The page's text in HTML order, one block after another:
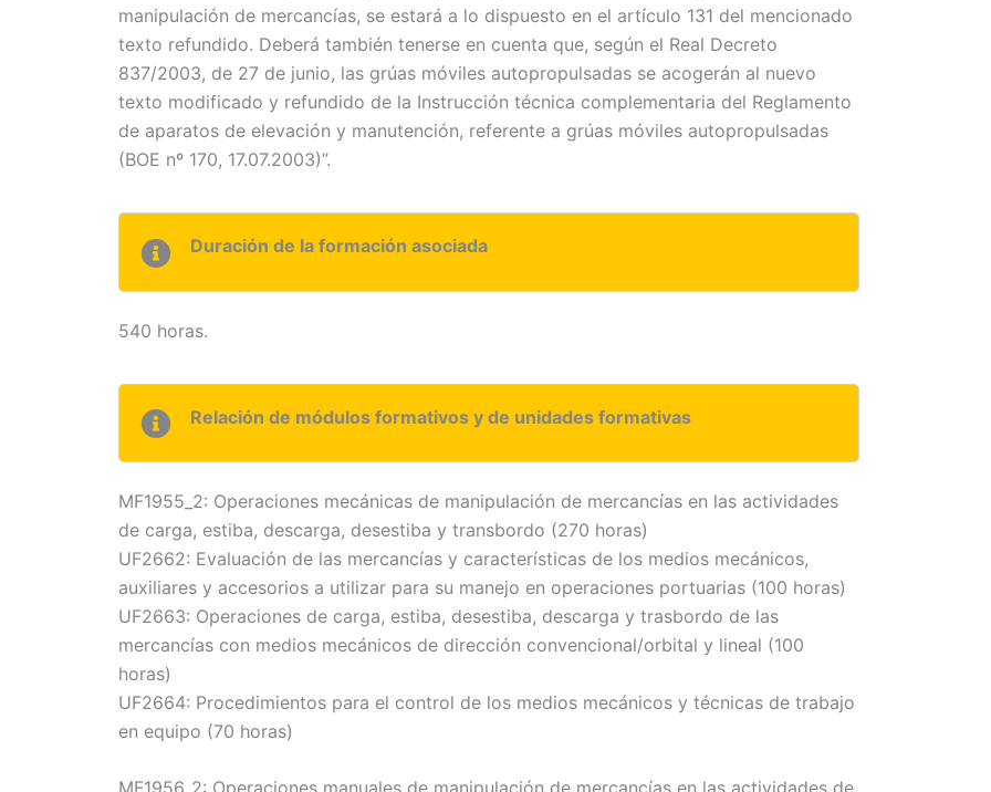
manipulación de mercancías, se estará a lo dispuesto en el artículo 131 del mencionado
texto refundido. Deberá también tenerse en cuenta que, según el Real Decreto
837/2003, de 27 de junio, las grúas móviles autopropulsadas se acogerán al nuevo
texto modificado y refundido de la Instrucción técnica complementaria del Reglamento
de aparatos de elevación y manutención, referente a grúas móviles autopropulsadas
(BOE nº 170, 17.07.2003)”.
Duración de la formación asociada
540 horas.
Relación de módulos formativos y de unidades formativas
MF1955_2: Operaciones mecánicas de manipulación de mercancías en las actividades
de carga, estiba, descarga, desestiba y transbordo (270 horas)
UF2662: Evaluación de las mercancías y características de los medios mecánicos,
auxiliares y accesorios a utilizar para su manejo en operaciones portuarias (100 horas)
UF2663: Operaciones de carga, estiba, desestiba, descarga y trasbordo de las
mercancías con medios mecánicos de dirección convencional/orbital y lineal (100
horas)
UF2664: Procedimientos para el control de los medios mecánicos y técnicas de trabajo
en equipo (70 horas)